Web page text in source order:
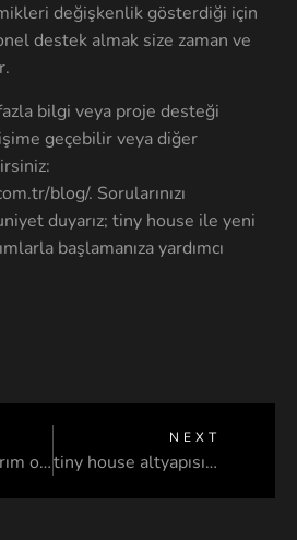
değişkenlik gösterdiği için
destek almak size zaman ve
bilgi veya proje desteği
geçebilir veya diğer
blog/. Sorularınızı
duyarız; tiny house ile yeni
başlamanıza yardımcı
tiny house yatırım olarak görebilebilir mi?
NEXT
tiny house altyapısı neden önemlidir?